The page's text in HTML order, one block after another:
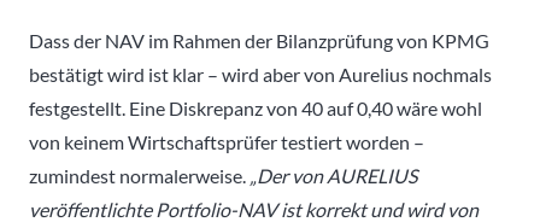
Dass der NAV im Rahmen der Bilanzprüfung von KPMG
bestätigt wird ist klar – wird aber von Aurelius nochmals
festgestellt. Eine Diskrepanz von 40 auf 0,40 wäre wohl
von keinem Wirtschaftsprüfer testiert worden –
zumindest normalerweise. „Der von AURELIUS
veröffentlichte Portfolio-NAV ist korrekt und wird von